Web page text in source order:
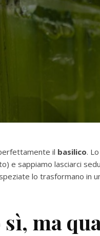
il basilico.
e sappiamo lasciarci
lo trasformano in
ma